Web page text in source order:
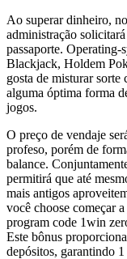
Ao superar dinheiro,
administração
passaporte. Operating-
Blackjack, Holdem
gosta de misturar sorte
alguma óptima forma
jogos.
O preço de vendaje
profeso, porém de
balance.
permitirá que até
mais antigos
você choose começar
program code 1win
Este bônus
depósitos, garantindo